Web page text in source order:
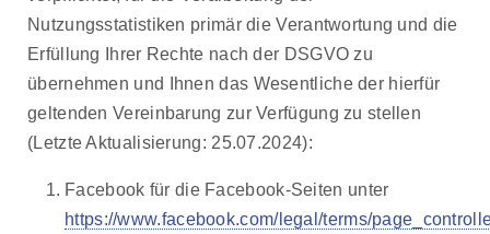
Nutzungsstatistiken primär die Verantwortung und die
Erfüllung Ihrer Rechte nach der DSGVO zu
übernehmen und Ihnen das Wesentliche der hierfür
geltenden Vereinbarung zur Verfügung zu stellen
(Letzte Aktualisierung: 25.07.2024):
Facebook für die Facebook-Seiten unter
https://www.facebook.com/legal/terms/